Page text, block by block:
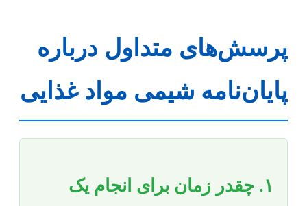
پرسش‌های متداول درباره
پایان‌نامه شیمی مواد غذایی
۱. چقدر زمان برای انجام یک